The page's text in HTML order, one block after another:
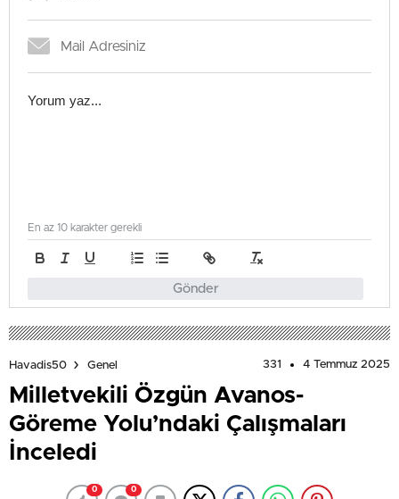
Gönder
En az 10 karakter gerekli
Havadis50 Genel 331 4 Temmuz 2025
Milletvekili Özgün Avanos-
Göreme Yolu’ndaki Çalışmaları
İnceledi
0 0